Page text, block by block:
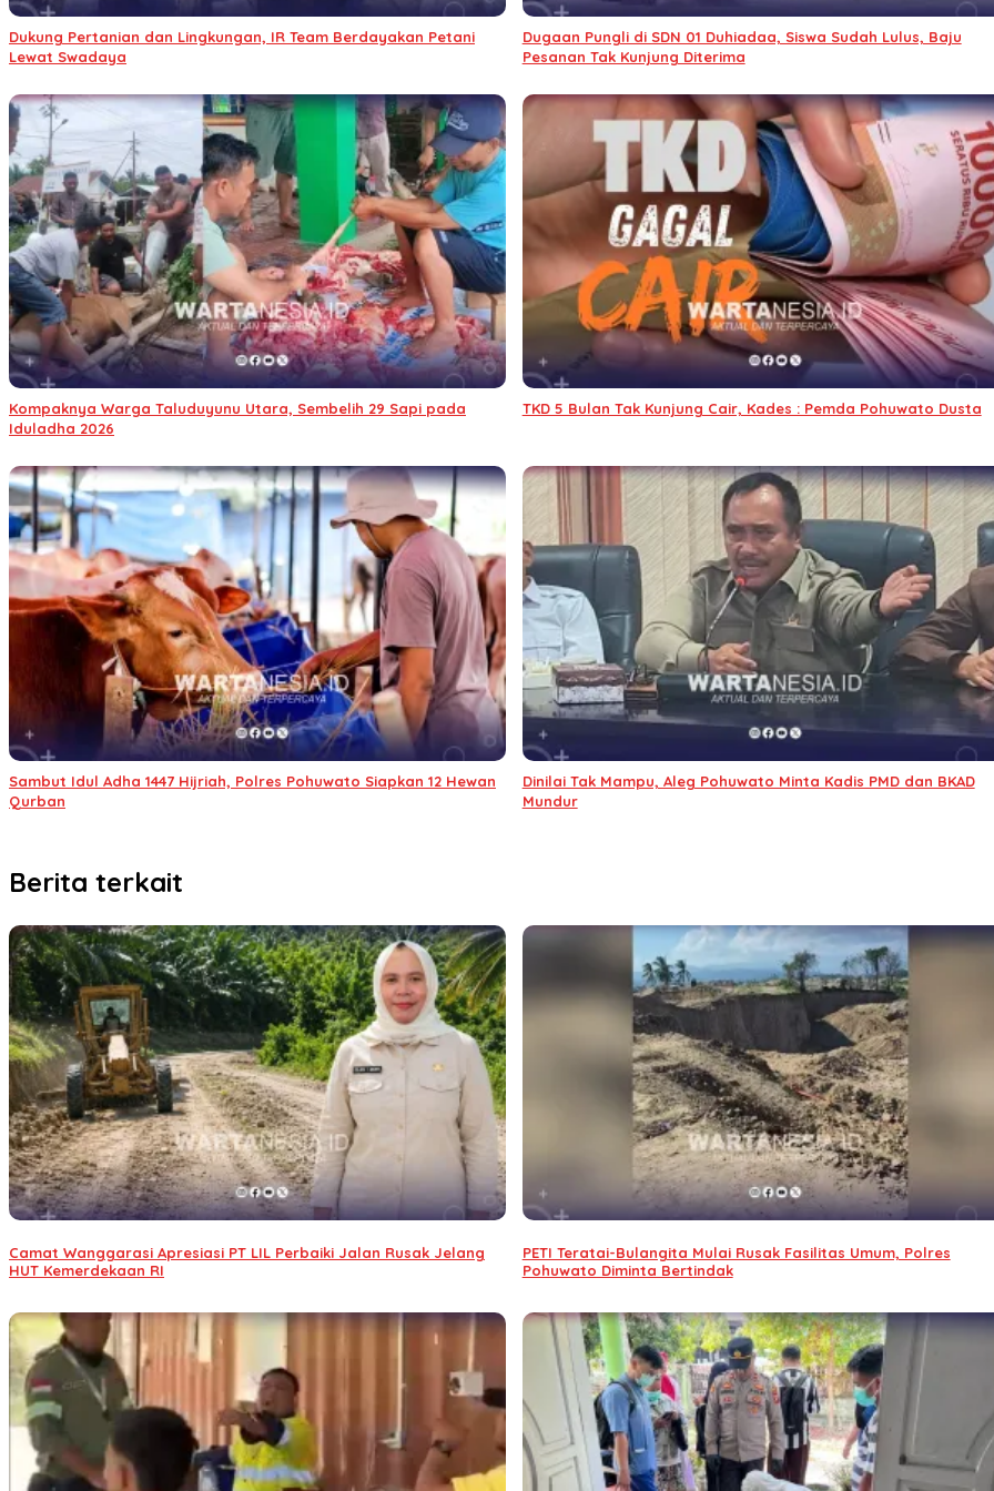
Dukung Pertanian dan Lingkungan, IR Team Berdayakan Petani
Lewat Swadaya
Dugaan Pungli di SDN 01 Duhiadaa, Siswa Sudah Lulus, Baju
Pesanan Tak Kunjung Diterima
Kompaknya Warga Taluduyunu Utara, Sembelih 29 Sapi pada
Iduladha 2026
TKD 5 Bulan Tak Kunjung Cair, Kades : Pemda Pohuwato Dusta
Sambut Idul Adha 1447 Hijriah, Polres Pohuwato Siapkan 12 Hewan
Qurban
Dinilai Tak Mampu, Aleg Pohuwato Minta Kadis PMD dan BKAD
Mundur
Berita terkait
Camat Wanggarasi Apresiasi PT LIL Perbaiki Jalan Rusak Jelang
HUT Kemerdekaan RI
PETI Teratai-Bulangita Mulai Rusak Fasilitas Umum, Polres
Pohuwato Diminta Bertindak